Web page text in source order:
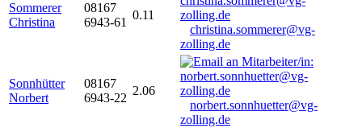
Sommerer
Christina
08167
6943-61
0.11
christina.sommerer@vg-
zolling.de
Sonnhütter
Norbert
08167
6943-22
2.06
norbert.sonnhuetter@vg-
zolling.de